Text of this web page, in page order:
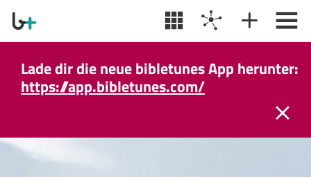
Lade dir die neue bibletunes App herunter:
https://app.bibletunes.com/